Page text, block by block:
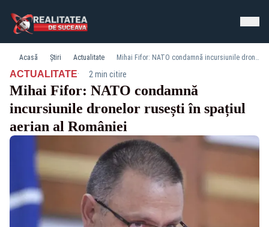
Acasă Știri Actualitate Mihai Fifor: NATO condamnă incursiunile dronelor rusești în spațiul aerian al României
ACTUALITATE· 2 min citire
Mihai Fifor: NATO condamnă
incursiunile dronelor rusești în spațiul
aerian al României